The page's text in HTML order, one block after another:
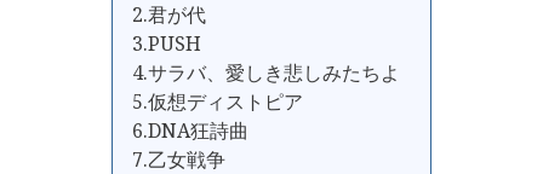
2.君が代
3.PUSH
4.サラバ、愛しき悲しみたちよ
5.仮想ディストピア
6.DNA狂詩曲
7.乙女戦争